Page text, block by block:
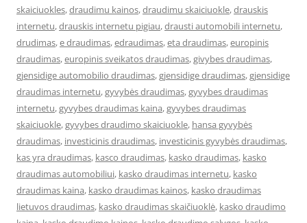
skaiciuokles,draudimu kainos,draudimu skaiciuokle,drauskis
internetu,drauskis internetu pigiau,drausti automobili internetu,
drudimas,e draudimas,edraudimas,eta draudimas,europinis
draudimas,europinis sveikatos draudimas,givybes draudimas,
gjensidige automobilio draudimas,gjensidige draudimas,gjensidige
draudimas internetu,gyvybės draudimas,gyvybes draudimas
internetu,gyvybes draudimas kaina,gyvybes draudimas
skaiciuokle,gyvybes draudimo skaiciuokle, hansa gyvybės
draudimas, investicinis draudimas, investicinis gyvybės draudimas,
kas yra draudimas, kasco draudimas, kasko draudimas, kasko
draudimas automobiliui, kasko draudimas internetu, kasko
draudimas kaina, kasko draudimas kainos, kasko draudimas
lietuvos draudimas, kasko draudimas skaičiuoklė, kasko draudimo